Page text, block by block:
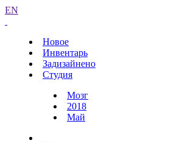
EN
Новое
Инвентарь
Задизайнено
Студия
Мозг
2018
Май